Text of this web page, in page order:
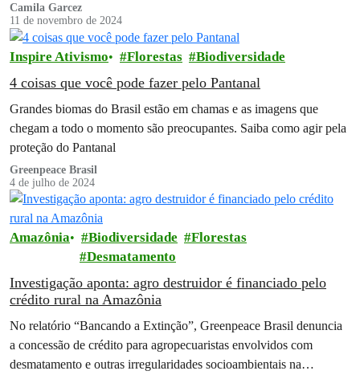
Camila Garcez
11 de novembro de 2024
Inspire Ativismo Florestas Biodiversidade
4 coisas que você pode fazer pelo Pantanal
Grandes biomas do Brasil estão em chamas e as imagens que
chegam a todo o momento são preocupantes. Saiba como agir pela
proteção do Pantanal
Greenpeace Brasil
4 de julho de 2024
Amazônia Biodiversidade
Florestas
Desmatamento
Investigação aponta: agro destruidor é financiado pelo
crédito rural na Amazônia
No relatório “Bancando a Extinção”, Greenpeace Brasil denuncia
a concessão de crédito para agropecuaristas envolvidos com
desmatamento e outras irregularidades socioambientais na